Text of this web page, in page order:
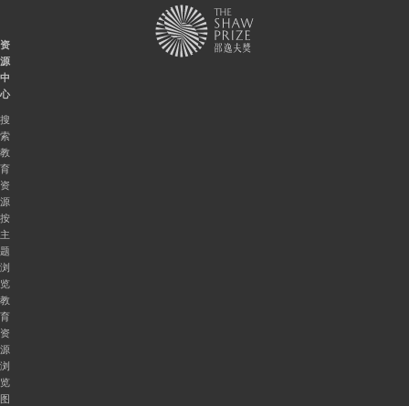
资
源
中
心
搜
索
教
育
资
源
按
主
题
浏
览
教
育
资
源
浏
览
图